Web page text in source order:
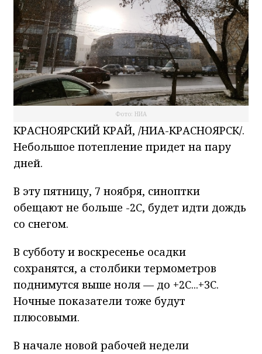
Фото: НИА
КРАСНОЯРСКИЙ КРАЙ, /НИА-КРАСНОЯРСК/.
Небольшое потепление придет на пару
дней.
В эту пятницу, 7 ноября, синоптки
обещают не больше -2С, будет идти дождь
со снегом.
В субботу и воскресенье осадки
сохранятся, а столбики термометров
поднимутся выше ноля — до +2С...+3С.
Ночные показатели тоже будут
плюсовыми.
В начале новой рабочей недели